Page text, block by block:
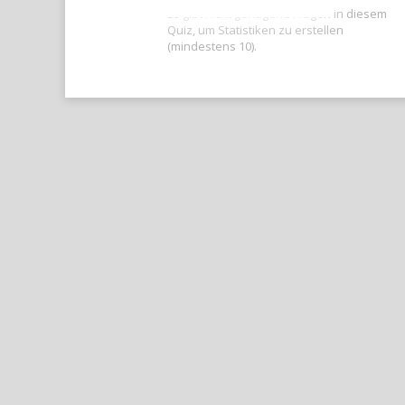
Es gibt nicht genügend Fragen in diesem
Quiz, um Statistiken zu erstellen
(mindestens 10).